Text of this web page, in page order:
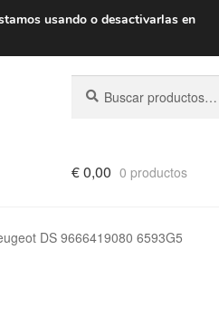
9 a. m. a 4 p. m.900
por:
€0,00 0 productos
DS 9666419080 6593G5
usando o desactivarlas en